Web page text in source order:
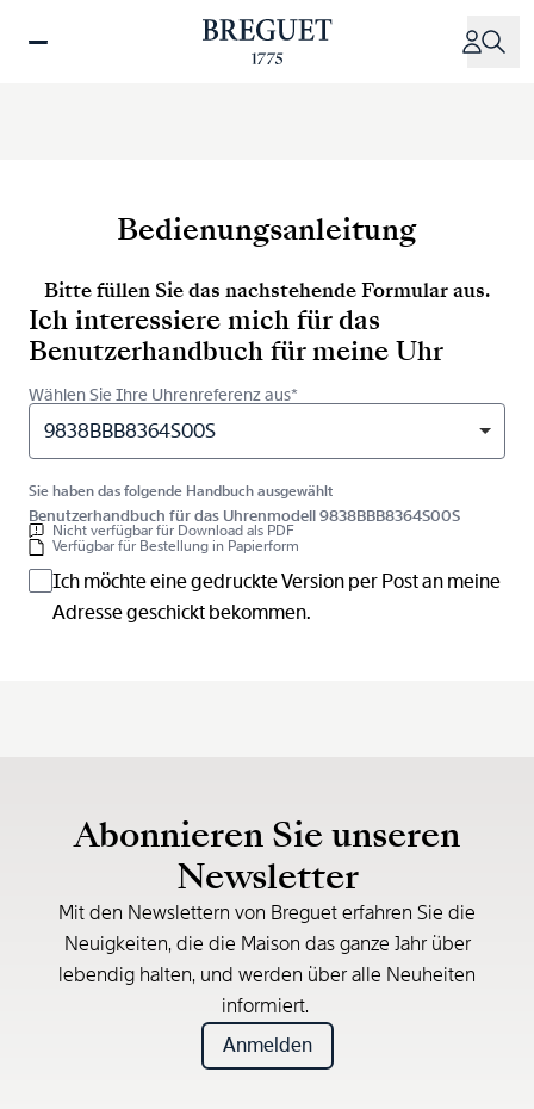
zum
Bedienungsanleitung
Bitte füllen Sie das nachstehende Formular aus.
Ich interessiere mich für das
Benutzerhandbuch für meine Uhr
Wählen Sie Ihre Uhrenreferenz aus*
9838BBB8364S00S
Sie haben das folgende Handbuch ausgewählt
Benutzerhandbuch für das Uhrenmodell 9838BBB8364S00S
Nicht verfügbar für Download als PDF
Verfügbar für Bestellung in Papierform
Ich möchte eine gedruckte Version per Post an meine
Adresse geschickt bekommen.
Abonnieren Sie unseren
Newsletter
Mit den Newslettern von Breguet erfahren Sie die
Neuigkeiten, die die Maison das ganze Jahr über
lebendig halten, und werden über alle Neuheiten
informiert.
Anmelden